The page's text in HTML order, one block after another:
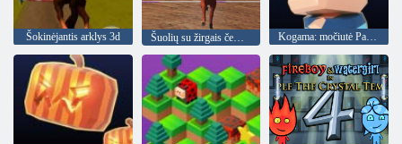
Šokinėjantis arklys 3d Šuolių su žirgais čempionai Kogama: močiutė Parkour